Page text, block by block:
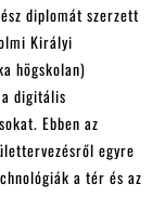
diplomát szerzett
Királyi
högskolan)
digitális
Ebben az
egyre
a tér és az